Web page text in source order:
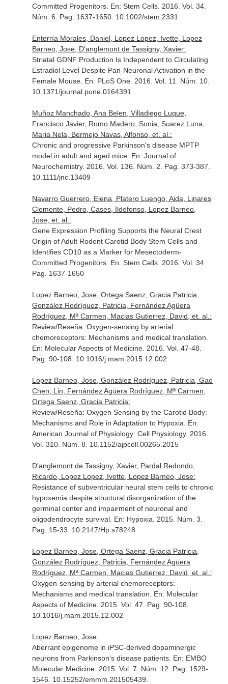
Committed Progenitors. En: Stem Cells. 2016. Vol. 34.
Núm. 6. Pag. 1637-1650. 10.1002/stem.2331
Enterría Morales, Daniel, Lopez Lopez, Ivette, Lopez
Barneo, Jose, D'anglemont de Tassigny, Xavier:
Striatal GDNF Production Is Independent to Circulating
Estradiol Level Despite Pan-Neuronal Activation in the
Female Mouse. En: PLoS One. 2016. Vol. 11. Núm. 10.
10.1371/journal.pone.0164391
Muñoz Manchado, Ana Belen, Villadiego Luque,
Francisco Javier, Romo Madero, Sonia, Suarez Luna,
Maria Nela, Bermejo Navas, Alfonso, et. al.:
Chronic and progressive Parkinson's disease MPTP
model in adult and aged mice. En: Journal of
Neurochemistry. 2016. Vol. 136. Núm. 2. Pag. 373-387.
10.1111/jnc.13409
Navarro Guerrero, Elena, Platero Luengo, Aida, Linares
Clemente, Pedro, Cases, Ildefonso, Lopez Barneo,
Jose, et. al.:
Gene Expression Profiling Supports the Neural Crest
Origin of Adult Rodent Carotid Body Stem Cells and
Identifies CD10 as a Marker for Mesectoderm-
Committed Progenitors. En: Stem Cells. 2016. Vol. 34.
Pag. 1637-1650
Lopez Barneo, Jose, Ortega Saenz, Gracia Patricia,
González Rodríguez, Patricia, Fernández Agüera
Rodríguez, Mª Carmen, Macias Gutierrez, David, et. al.:
Review/Reseña: Oxygen-sensing by arterial
chemoreceptors: Mechanisms and medical translation.
En: Molecular Aspects of Medicine. 2016. Vol. 47-48.
Pag. 90-108. 10.1016/j.mam.2015.12.002.
Lopez Barneo, Jose, González Rodríguez, Patricia, Gao
Chen, Lin, Fernández Agüera Rodríguez, Mª Carmen,
Ortega Saenz, Gracia Patricia:
Review/Reseña: Oxygen Sensing by the Carotid Body:
Mechanisms and Role in Adaptation to Hypoxia. En:
American Journal of Physiology: Cell Physiology. 2016.
Vol. 310. Núm. 8. 10.1152/ajpcell.00265.2015
D'anglemont de Tassigny, Xavier, Pardal Redondo,
Ricardo, Lopez Lopez, Ivette, Lopez Barneo, Jose:
Resistance of subventricular neural stem cells to chronic
hypoxemia despite structural disorganization of the
germinal center and impairment of neuronal and
oligodendrocyte survival. En: Hypoxia . 2015. Núm. 3.
Pag. 15-33. 10.2147/Hp.s78248
Lopez Barneo, Jose, Ortega Saenz, Gracia Patricia,
González Rodríguez, Patricia, Fernández Agüera
Rodríguez, Mª Carmen, Macias Gutierrez, David, et. al.:
Oxygen-sensing by arterial chemoreceptors:
Mechanisms and medical translation. En: Molecular
Aspects of Medicine. 2015. Vol. 47. Pag. 90-108.
10.1016/j.mam.2015.12.002
Lopez Barneo, Jose:
Aberrant epigenome in iPSC-derived dopaminergic
neurons from Parkinson's disease patients. En: EMBO
Molecular Medicine. 2015. Vol. 7. Núm. 12. Pag. 1529-
1546. 10.15252/emmm.201505439.